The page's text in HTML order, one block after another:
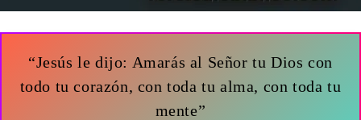
“Jesús le dijo: Amarás al Señor tu Dios con
todo tu corazón, con toda tu alma, con toda tu
mente”